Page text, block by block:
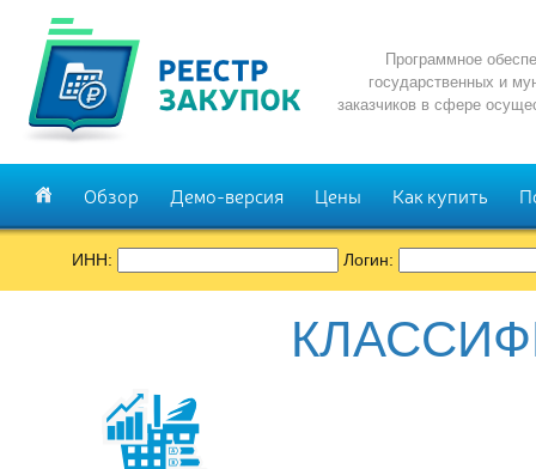
Программное
государственных и
заказчиков в сфере
Обзор Демо-версия Цены Как купить
ИНН: Логин: